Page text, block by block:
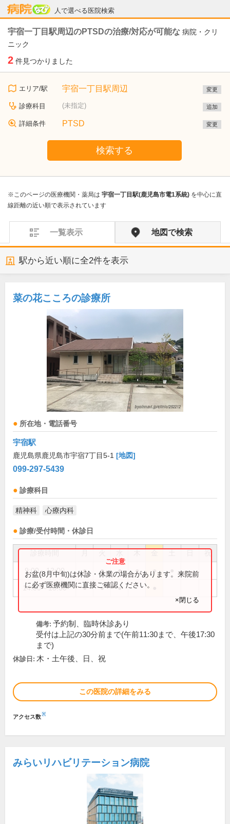
人で選べる医院検索
病院なび
宇宿一丁目駅周辺のPTSDの治療/対応が可能な 病院・クリ
ニック
2 件見つかりました
エリア/駅 宇宿一丁目駅周辺 変更
診療科目 (未指定) 追加
詳細条件 PTSD 変更
検索する
※このページの医療機関・薬局は 宇宿一丁目駅(鹿児島市電1系統) を中心に直
線距離の近い順で表示されています
一覧表示 地図で検索
駅から近い順に全2件を表示
菜の花こころの診療所
所在地・電話番号
宇宿駅
鹿児島県鹿児島市宇宿7丁目5-1 [地図]
099-297-5439
診療科目
精神科 心療内科
診療/受付時間・休診日
祝
9:00～12:00 ● ● ● ● ●
14:00～18:00 ● ● ●
お盆(8月中旬)は休診・休業の場合があります。来院前
に必ず医療機関に直接ご確認ください。
×閉じる
備考: 予約制、臨時休診あり
受付は上記の30分前まで(午前11:30まで、午後17:30
まで)
休診日: 木・土午後、日、祝
この医院の詳細をみる
アクセス数※
みらいリハビリテーション病院